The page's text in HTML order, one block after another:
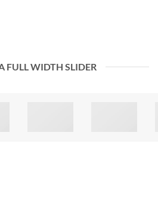
FULL WIDTH SLIDER